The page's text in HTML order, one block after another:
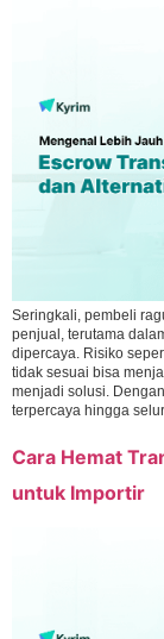
Seringkali, pembeli
penjual, terutama
dipercaya. Risiko
tidak sesuai bisa
menjadi solusi.
terpercaya hingga
Cara Hemat
untuk Importir